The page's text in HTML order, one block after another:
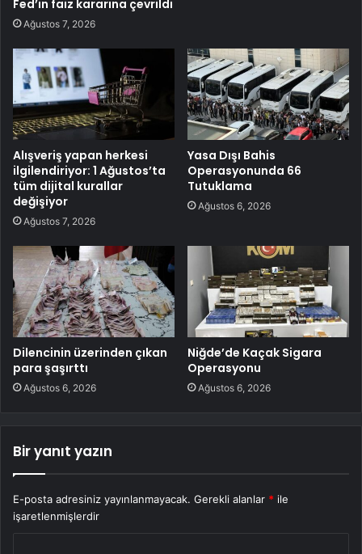
Fed’in faiz kararına çevrildi
Ağustos 7, 2026
Alışveriş yapan herkesi
ilgilendiriyor: 1 Ağustos’ta
tüm dijital kurallar
değişiyor
Ağustos 7, 2026
Yasa Dışı Bahis
Operasyonunda 66
Tutuklama
Ağustos 6, 2026
Dilencinin üzerinden çıkan
para şaşırttı
Ağustos 6, 2026
Niğde’de Kaçak Sigara
Operasyonu
Ağustos 6, 2026
Bir yanıt yazın
E-posta adresiniz yayınlanmayacak. Gerekli alanlar * ile
işaretlenmişlerdir